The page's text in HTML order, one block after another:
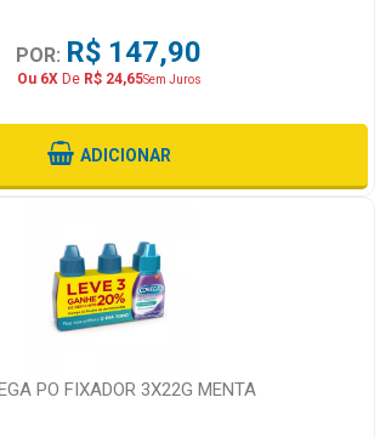
POR: R$ 147,90
Ou 6XDe R$ 24,65Sem Juros
ADICIONAR
PO FIXADOR 3X22G MENTA